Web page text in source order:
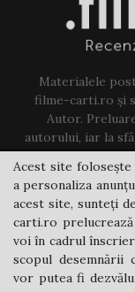
Materialele
filme-carti.ro și
Autor.
autorului, iar la
Acest site
a personaliza
acest site, sunteți
carti.ro
voi în cadrul
scopul desemnării
vor putea fi